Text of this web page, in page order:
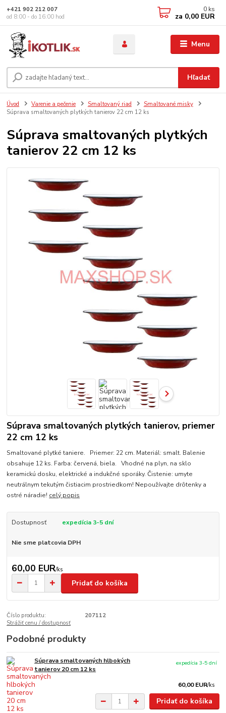
Menu
Hľadať
+421 902 212 007
od 8:00 - do 16:00 hod
0 ks
za 0,00 EUR
Úvod Varenie a pečenie Smaltovaný riad
Smaltované misky
Súprava smaltovaných plytkých tanierov 22 cm 12 ks
Súprava smaltovaných plytkých
tanierov 22 cm 12 ks
Súprava smaltovaných plytkých tanierov, priemer
22 cm 12 ks
Smaltované plytké taniere. Priemer: 22 cm. Materiál: smalt. Balenie
obsahuje 12 ks. Farba: červená, biela. Vhodné na plyn, na sklo
keramickú dosku, elektrické a indukčné sporáky. Čistenie: umyte
neutrálnym tekutým čistiacim prostriedkom! Nepoužívajte drôtenky a
ostré náradie! celý popis
Dostupnosť expedícia 3-5 dní
Nie sme platcovia DPH
60,00 EUR/ks
Pridať do košíka
Číslo produktu:
207112
Strážiť cenu / dostupnosť
Podobné produkty
Súprava smaltovaných hlbokých
tanierov 20 cm 12 ks
60,00 EUR/ks
expedícia 3-5 dní
Pridať do košíka